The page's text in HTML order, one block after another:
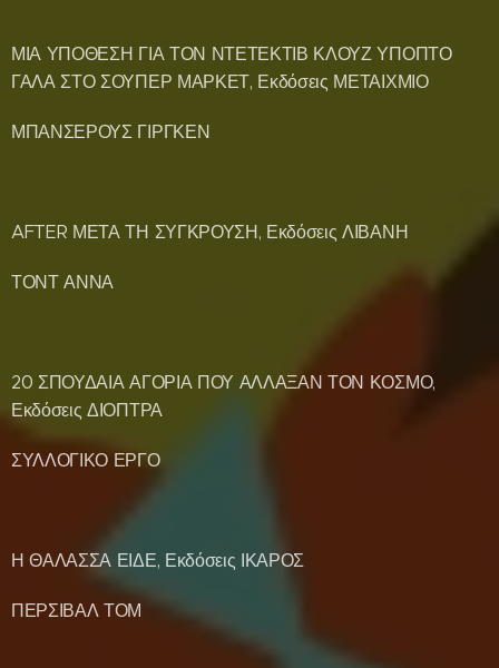
ΜΙΑ ΥΠΟΘΕΣΗ ΓΙΑ ΤΟΝ ΝΤΕΤΕΚΤΙΒ ΚΛΟΥΖ ΥΠΟΠΤΟ
ΓΑΛΑ ΣΤΟ ΣΟΥΠΕΡ ΜΑΡΚΕΤ, Εκδόσεις ΜΕΤΑΙΧΜΙΟ
ΜΠΑΝΣΕΡΟΥΣ ΓΙΡΓΚΕΝ
AFTER ΜΕΤΑ ΤΗ ΣΥΓΚΡΟΥΣΗ, Εκδόσεις ΛΙΒΑΝΗ
ΤΟΝΤ ΑΝΝΑ
20 ΣΠΟΥΔΑΙΑ ΑΓΟΡΙΑ ΠΟΥ ΑΛΛΑΞΑΝ ΤΟΝ ΚΟΣΜΟ,
Εκδόσεις ΔΙΟΠΤΡΑ
ΣΥΛΛΟΓΙΚΟ ΕΡΓΟ
Η ΘΑΛΑΣΣΑ ΕΙΔΕ, Εκδόσεις ΙΚΑΡΟΣ
ΠΕΡΣΙΒΑΛ ΤΟΜ